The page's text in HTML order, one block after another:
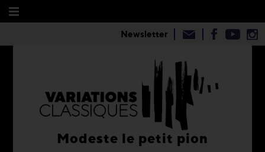
Modeste le petit pion
Newsletter